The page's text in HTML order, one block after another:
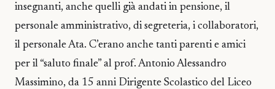
insegnanti, anche quelli già andati in pensione, il
personale amministrativo, di segreteria, i collaboratori,
il personale Ata. C’erano anche tanti parenti e amici
per il “saluto finale” al prof. Antonio Alessandro
Massimino, da 15 anni Dirigente Scolastico del Liceo